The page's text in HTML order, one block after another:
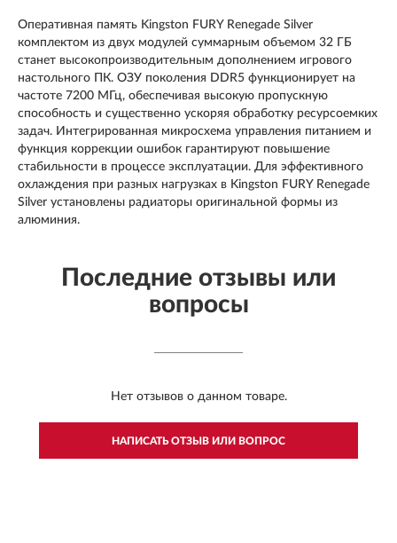
Оперативная память Kingston FURY Renegade Silver
комплектом из двух модулей суммарным объемом 32 ГБ
станет высокопроизводительным дополнением игрового
настольного ПК. ОЗУ поколения DDR5 функционирует на
частоте 7200 МГц, обеспечивая высокую пропускную
способность и существенно ускоряя обработку ресурсоемких
задач. Интегрированная микросхема управления питанием и
функция коррекции ошибок гарантируют повышение
стабильности в процессе эксплуатации. Для эффективного
охлаждения при разных нагрузках в Kingston FURY Renegade
Silver установлены радиаторы оригинальной формы из
алюминия.
Последние отзывы или
вопросы
Нет отзывов о данном товаре.
НАПИСАТЬ ОТЗЫВ ИЛИ ВОПРОС